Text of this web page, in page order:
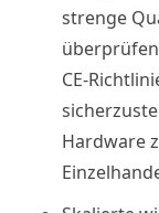
strenge
CE-
Hardware